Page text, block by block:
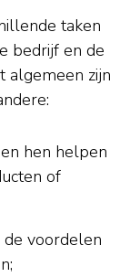
taken
bedrijf en de
algemeen zijn
hen helpen
of
voordelen